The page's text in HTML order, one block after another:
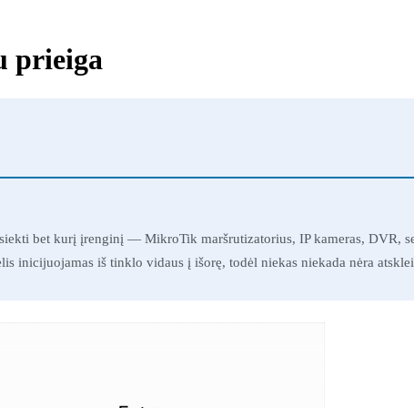
prieiga
bet kurį įrenginį — MikroTik maršrutizatorius, IP kameras, DVR,
inicijuojamas iš tinklo vidaus į išorę, todėl niekas niekada nėra